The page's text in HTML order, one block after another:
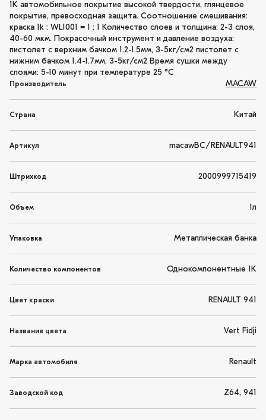
1K автомобильное покрытие высокой твердости, глянцевое
покрытие, превосходная защита. Соотношение смешивания:
краска 1k : WL1001 = 1 : 1 Количество слоев и толщина: 2-3 слоя,
40-60 мкм. Покрасочный инструмент и давление воздуха:
пистолет с верхним бачком 1.2-1.5мм, 3-5кг/см2 пистолет с
нижним бачком 1.4-1.7мм, 3-5кг/см2 Время сушки между
слоями: 5-10 минут при температуре 25 °C
Производитель MACAW
Страна Китай
Артикул macawBC/RENAULT941
Штрихкод 2000999715419
Объем 1л
Упаковка Металлическая банка
Количество компонентов Однокомпонентные 1K
Цвет краски RENAULT 941
Название цвета Vert Fidji
Марка автомобиля Renault
Заводской код Z64, 941